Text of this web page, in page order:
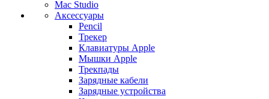
Mac Studio
Аксессуары
Pencil
Трекер
Клавиатуры Apple
Мышки Apple
Трекпады
Зарядные кабели
Зарядные устройства